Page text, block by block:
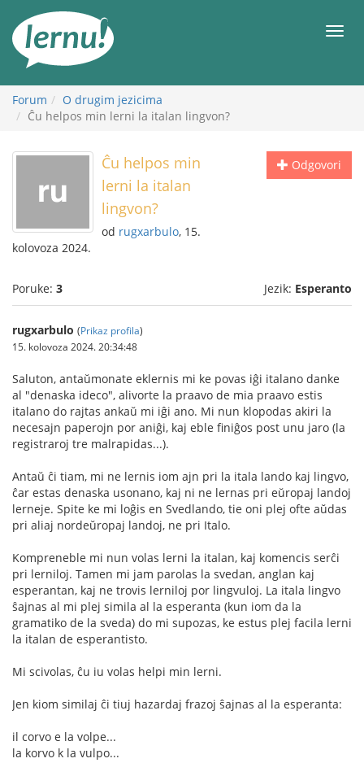
Meni
Forum
O drugim jezicima
Ĉu helpos min lerni la italan lingvon?
Odgovori
Ĉu helpos min
lerni la italan
lingvon?
od rugxarbulo, 15.
kolovoza 2024.
Poruke: 3 Jezik: Esperanto
rugxarbulo (Prikaz profila)
15. kolovoza 2024. 20:34:48
Saluton, antaŭmonate eklernis mi ke povas iĝi italano danke
al "denaska ideco", alivorte la praavo de mia praavo estis
italano do rajtas ankaŭ mi iĝi ano. Mi nun klopodas akiri la
necesajn paperojn por aniĝi, kaj eble finiĝos post unu jaro (la
registraroj tre malrapidas...).
Antaŭ ĉi tiam, mi ne lernis iom ajn pri la itala lando kaj lingvo,
ĉar estas denaska usonano, kaj ni ne lernas pri eŭropaj landoj
lerneje. Spite ke mi loĝis en Svedlando, tie oni plej ofte aŭdas
pri aliaj nordeŭropaj landoj, ne pri Italo.
Kompreneble mi nun volas lerni la italan, kaj komencis serĉi
pri lerniloj. Tamen mi jam parolas la svedan, anglan kaj
esperantan, kaj ne trovis lerniloj por lingvuloj. La itala lingvo
ŝajnas al mi plej simila al la esperanta (kun iom da la
gramatiko de la sveda) do mi supozas, ke estus plej facila lerni
la italan de esperantisto.
Mi scivolas, ĉu iu volas helpi min lerni.
Jen kiom similaj ĉi tiuj hazardaj frazoj ŝajnas al la esperanta:
il corvo e la volpe...
la korvo k la vulpo...